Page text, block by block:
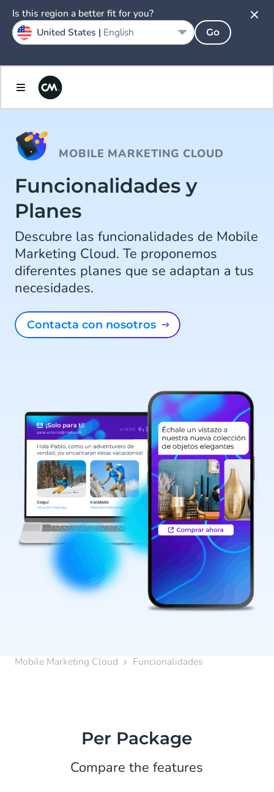
MOBILE MARKETING CLOUD
Funcionalidades y
Planes
Descubre las funcionalidades de Mobile
Marketing Cloud. Te proponemos
diferentes planes que se adaptan a tus
necesidades.
Contacta con nosotros
Mobile Marketing Cloud Funcionalidades
Per Package
Compare the features
Is this region a better fit for you?
United States | English Go